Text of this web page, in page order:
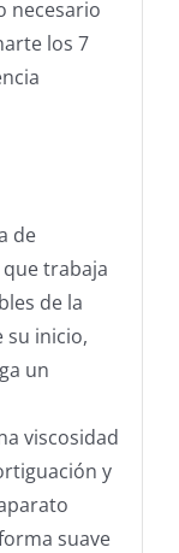
necesario
los 7
de
trabaja
de la
su inicio,
un
viscosidad
y
suave